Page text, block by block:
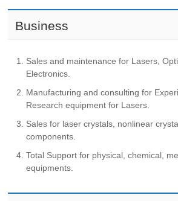
Business
Sales and maintenance for Lasers,
Electronics.
Manufacturing and consulting for
Research equipment for Lasers.
Sales for laser crystals, nonlinear
components.
Total Support for physical, chemical,
equipments.